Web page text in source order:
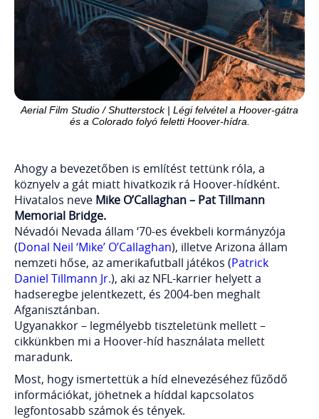
Aerial Film Studio / Shutterstock | Légi felvétel a Hoover-gátra
és a Colorado folyó feletti Hoover-hídra.
Ahogy a bevezetőben is említést tettünk róla, a
köznyelv a gát miatt hivatkozik rá Hoover-hídként.
Hivatalos neve Mike O’Callaghan – Pat Tillmann
Memorial Bridge.
Névadói Nevada állam ‘70-es évekbeli kormányzója
(Donal Neil ‘Mike’ O’Callaghan), illetve Arizona állam
nemzeti hőse, az amerikafutball játékos (Patrick
Daniel Tillmann Jr.), aki az NFL-karrier helyett a
hadseregbe jelentkezett, és 2004-ben meghalt
Afganisztánban.
Ugyanakkor – legmélyebb tiszteletünk mellett –
cikkünkben mi a Hoover-híd használata mellett
maradunk.
Most, hogy ismertettük a híd elnevezéséhez fűződő
információkat, jöhetnek a híddal kapcsolatos
legfontosabb számok és tények.